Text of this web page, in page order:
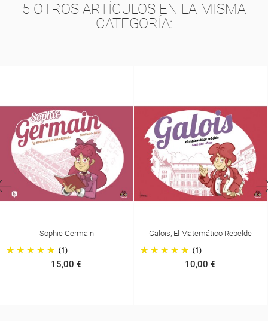
5 OTROS ARTÍCULOS EN LA MISMA
CATEGORÍA:
Galois, El Matemático Rebelde
Gauss, El Príncipe